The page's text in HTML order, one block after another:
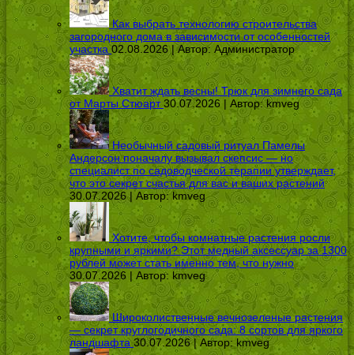
Как выбрать технологию строительства
загородного дома в зависимости от особенностей
участка 02.08.2026 | Автор: Администратор
Хватит ждать весны! Трюк для зимнего сада
от Марты Стюарт 30.07.2026 | Автор:kmveg
Необычный садовый ритуал Памелы
Андерсон поначалу вызывал скепсис — но
специалист по садоводческой терапии утверждает,
что это секрет счастья для вас и ваших растений
30.07.2026 | Автор:kmveg
Хотите, чтобы комнатные растения росли
крупными и яркими? Этот медный аксессуар за 1300
рублей может стать именно тем, что нужно
30.07.2026 | Автор: kmveg
Широколиственные вечнозеленые растения
— секрет круглогодичного сада: 8 сортов для яркого
ландшафта 30.07.2026 | Автор: kmveg